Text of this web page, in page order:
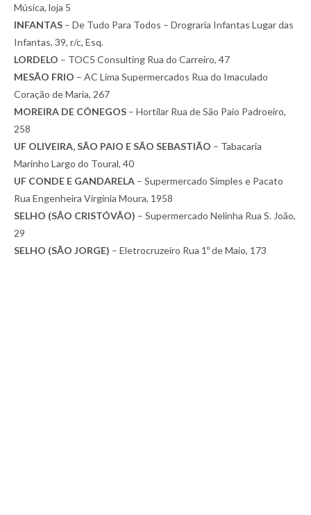
Música, loja 5
INFANTAS – De Tudo Para Todos – Drograria Infantas Lugar das
Infantas, 39, r/c, Esq.
LORDELO – TOC5 Consulting Rua do Carreiro, 47
MESÃO FRIO – AC Lima Supermercados Rua do Imaculado
Coração de Maria, 267
MOREIRA DE CÓNEGOS – Hortilar Rua de São Paio Padroeiro,
258
UF OLIVEIRA, SÃO PAIO E SÃO SEBASTIÃO – Tabacaria
Marinho Largo do Toural, 40
UF CONDE E GANDARELA – Supermercado Simples e Pacato
Rua Engenheira Virginia Moura, 1958
SELHO (SÃO CRISTÓVÃO) – Supermercado Nelinha Rua S. João,
29
SELHO (SÃO JORGE) – Eletrocruzeiro Rua 1º de Maio, 173